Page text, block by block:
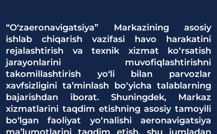
“O‘zaeronavigatsiya” Markazining asosiy
ishlab chiqarish vazifasi havo harakatini
rejalashtirish va texnik xizmat ko‘rsatish
jarayonlarini muvofiqlashtirishni
takomillashtirish yo‘li bilan parvozlar
xavfsizligini ta’minlash bo‘yicha talablarning
bajarishdan iborat. Shuningdek, Markaz
xizmatlarini taqdim etishning asosiy tamoyili
bo‘lgan faoliyat yo‘nalishi aeronavigatsiya